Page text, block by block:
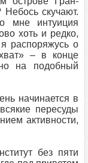
скучают.
мне интуиция
хоть и редко,
распоряжусь о
– в конце
на подобный
начинается в
пересуды
активности,
без пяти